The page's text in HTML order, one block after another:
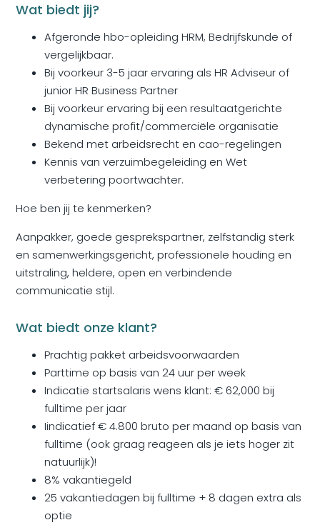
Wat biedt jij?
Afgeronde hbo-opleiding HRM, Bedrijfskunde of
vergelijkbaar.
Bij voorkeur 3-5 jaar ervaring als HR Adviseur of
junior HR Business Partner
Bij voorkeur ervaring bij een resultaatgerichte
dynamische profit/commerciële organisatie
Bekend met arbeidsrecht en cao-regelingen
Kennis van verzuimbegeleiding en Wet
verbetering poortwachter.
Hoe ben jij te kenmerken?
Aanpakker, goede gesprekspartner, zelfstandig sterk
en samenwerkingsgericht, professionele houding en
uitstraling, heldere, open en verbindende
communicatie stijl.
Wat biedt onze klant?
Prachtig pakket arbeidsvoorwaarden
Parttime op basis van 24 uur per week
Indicatie startsalaris wens klant: € 62,000 bij
fulltime per jaar
Iindicatief € 4.800 bruto per maand op basis van
fulltime (ook graag reageen als je iets hoger zit
natuurlijk)!
8% vakantiegeld
25 vakantiedagen bij fulltime + 8 dagen extra als
optie